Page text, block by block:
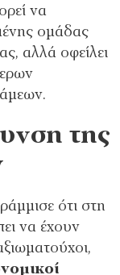
να
ομάδας
αλλά οφείλει
της
ότι στη
να έχουν